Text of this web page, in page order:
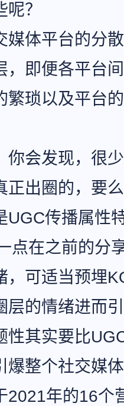
？
媒体平台的分
，即便各平台
繁琐以及平台
你会发现，很
正出圈的，要
传播属性
点在之前的分
，可适当预埋
层的情绪进而
性其实要比
整个社交媒体
2021年的16个